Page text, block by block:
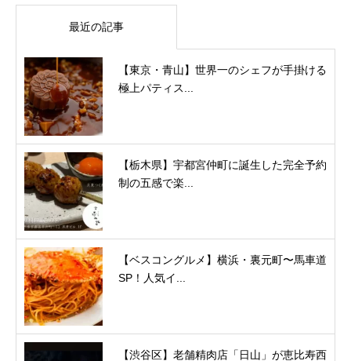
最近の記事
【東京・青山】世界一のシェフが手掛ける
極上パティス...
【栃木県】宇都宮仲町に誕生した完全予約
制の五感で楽...
【ベスコングルメ】横浜・裏元町〜馬車道
SP！人気イ...
【渋谷区】老舗精肉店「日山」が恵比寿西